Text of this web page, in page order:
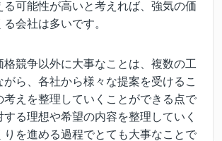
る可能性が高いと考えれば、強気の価
会社は多いです。
格競争以外に大事なことは、複数の工
ら、各社から様々な提案を受けるこ
考えを整理していくことができる点で
る理想や希望の内容を整理していく
りを進める過程でとても大事なことで